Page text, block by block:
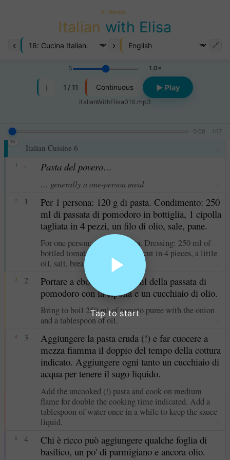
Tap to start
← Home
Italian with Elisa
‹ › 🔗
i
ItalianWithElisa016.mp3
1 / 11 Continuous ▶ Play
S 1.0×
0:00 1:17
16 Cucina Italiana 6
Italian Cuisine 6
1 · Pasta del povero…
… generally a one-person meal
2 1
Per 1 persona: 120 g di pasta. Condimento: 250
ml di passata di pomodoro in bottiglia, 1 cipolla
tagliata in 4 pezzi, un filo di olio, sale, pane.
For one person: 120 g of pasta. Dressing: 250 ml of
bottled tomato sauce, 1 onion, cut in 4 pieces, a little
oil, salt, bread.
3 2
Portare a ebollizione 250 ml della passata di
pomodoro con la cipolla e un cucchiaio di olio.
Bring to boil 250 ml of tomato puree with the onion
and a tablespoon of oil.
4 3
Aggiungere la pasta cruda (!) e far cuocere a
mezza fiamma il doppio del tempo della cottura
indicato. Aggiungere ogni tanto un cucchiaio di
acqua per tenere il sugo liquido.
Add the uncooked (!) pasta and cook on medium
flame for double the cooking time indicated. Add a
tablespoon of water once in a while to keep the sauce
liquid.
5 4
Chi è ricco può aggiungere qualche foglia di
basilico, un po' di parmigiano e ancora olio.